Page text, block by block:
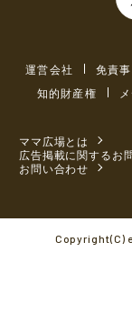
運営会社 免責
知的財産権
ママ広場とは
広告掲載に関するお
お問い合わせ
Copyright(C)